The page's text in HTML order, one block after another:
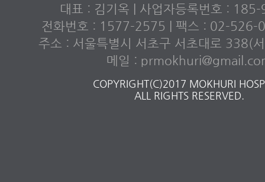
대표 : 김기옥 | 사업자등록번호 :
전화번호 : 1577-2575 | 팩스 : 02-526-
주소 : 서울특별시 서초구 서초대로 338(
메일 :
COPYRIGHT(C)2017 MOKHURI
ALL RIGHTS RESERVED.